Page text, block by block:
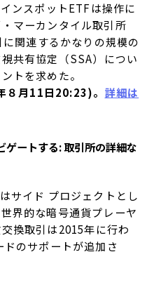
ンスポットETFは操作に
マーカンタイル取引所
に関連するかなりの規模の
共有協定（SSA）につい
トを求めた。
月11日20:23)。 詳細は
ートする: 取引所の詳細な
サイド プロジェクトとし
界的な暗号通貨プレーヤ
換取引は2015年に行わ
のサポートが追加さ